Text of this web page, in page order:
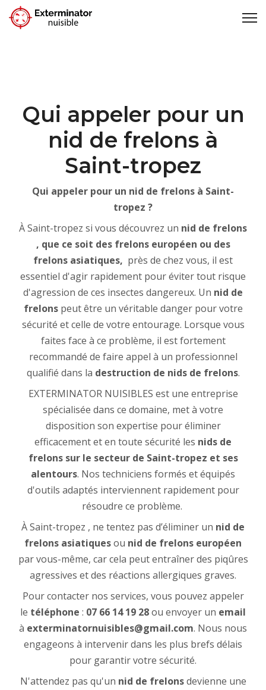
Qui appeler pour un
nid de frelons à
Saint-tropez
Qui appeler pour un nid de frelons à Saint-
tropez ?
À Saint-tropez si vous découvrez un nid de frelons
, que ce soit des frelons européen ou des
frelons asiatiques, près de chez vous, il est
essentiel d'agir rapidement pour éviter tout risque
d'agression de ces insectes dangereux. Un nid de
frelonspeut être un véritable danger pour votre
sécurité et celle de votre entourage. Lorsque vous
faites face à ce problème, il est fortement
recommandé de faire appel à un professionnel
qualifié dans la destruction de nids de frelons.
EXTERMINATOR NUISIBLES est une entreprise
spécialisée dans ce domaine, met à votre
disposition son expertise pour éliminer
efficacement et en toute sécurité les nids de
frelons sur le secteur de Saint-tropez et ses
alentours. Nos techniciens formés et équipés
d'outils adaptés interviennent rapidement pour
résoudre ce problème.
À Saint-tropez , ne tentez pas d’éliminer un nid de
frelons asiatiquesou nid de frelons européen
par vous-même, car cela peut entraîner des piqûres
agressives et des réactions allergiques graves.
Pour contacter nos services, vous pouvez appeler
le téléphone : 07 66 14 19 28ou envoyer un email
à exterminatornuisibles@gmail.com. Nous nous
engageons à intervenir dans les plus brefs délais
pour garantir votre sécurité.
N'attendez pas qu'un nid de frelonsdevienne une